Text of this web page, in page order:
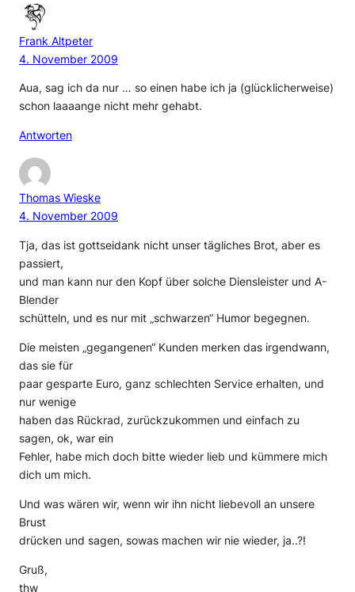
Frank Altpeter
4. November 2009
Aua, sag ich da nur … so einen habe ich ja (glücklicherweise)
schon laaaange nicht mehr gehabt.
Antworten
Thomas Wieske
4. November 2009
Tja, das ist gottseidank nicht unser tägliches Brot, aber es
passiert,
und man kann nur den Kopf über solche Diensleister und A-
Blender
schütteln, und es nur mit „schwarzen“ Humor begegnen.
Die meisten „gegangenen“ Kunden merken das irgendwann,
das sie für
paar gesparte Euro, ganz schlechten Service erhalten, und
nur wenige
haben das Rückrad, zurückzukommen und einfach zu
sagen, ok, war ein
Fehler, habe mich doch bitte wieder lieb und kümmere mich
dich um mich.
Und was wären wir, wenn wir ihn nicht liebevoll an unsere
Brust
drücken und sagen, sowas machen wir nie wieder, ja..?!
Gruß,
thw